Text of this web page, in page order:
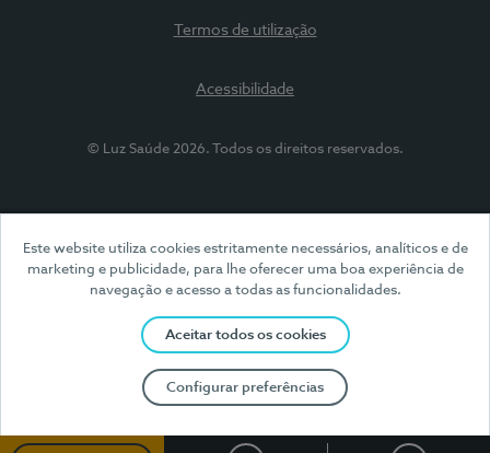
Este website utiliza cookies estritamente necessários, analíticos e de
marketing e publicidade, para lhe oferecer uma boa experiência de
navegação e acesso a todas as funcionalidades.
Aceitar todos os cookies
Configurar preferências
Termos de utilização
Acessibilidade
© Luz Saúde 2026. Todos os direitos reservados.